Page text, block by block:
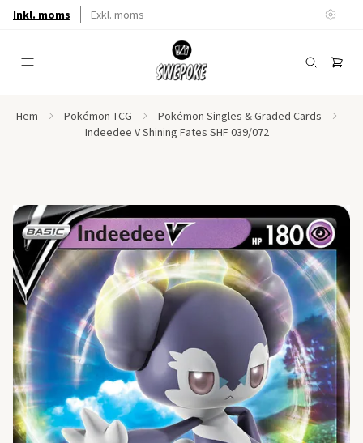
Inkl. moms Exkl. moms
Hem Pokémon TCG
Pokémon Singles & Graded Cards
Indeedee V Shining Fates SHF 039/072